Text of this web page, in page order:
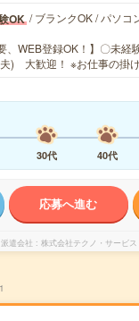
OK / ブランクOK / パソコ
、WEB登録OK！】〇未経
) 大歓迎！ ※お仕事の掛
30代 40代
応募へ進む
派遣会社 株式会社テクノ・サービス